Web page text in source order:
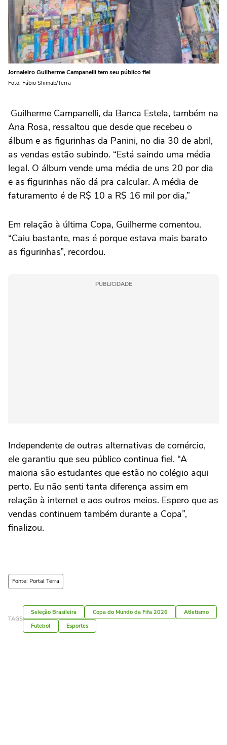
Jornaleiro Guilherme Campanelli tem seu público fiel
Foto: Fábio Shimab/Terra
Guilherme Campanelli, da Banca Estela, também na
Ana Rosa, ressaltou que desde que recebeu o
álbum e as figurinhas da Panini, no dia 30 de abril,
as vendas estão subindo. “Está saindo uma média
legal. O álbum vende uma média de uns 20 por dia
e as figurinhas não dá pra calcular. A média de
faturamento é de R$ 10 a R$ 16 mil por dia,”
Em relação à última Copa, Guilherme comentou.
“Caiu bastante, mas é porque estava mais barato
as figurinhas”, recordou.
PUBLICIDADE
Independente de outras alternativas de comércio,
ele garantiu que seu público continua fiel. “A
maioria são estudantes que estão no colégio aqui
perto. Eu não senti tanta diferença assim em
relação à internet e aos outros meios. Espero que as
vendas continuem também durante a Copa”,
finalizou.
Fonte: Portal Terra
TAGS
Seleção Brasileira Copa do Mundo da Fifa 2026
Atletismo
Futebol
Esportes